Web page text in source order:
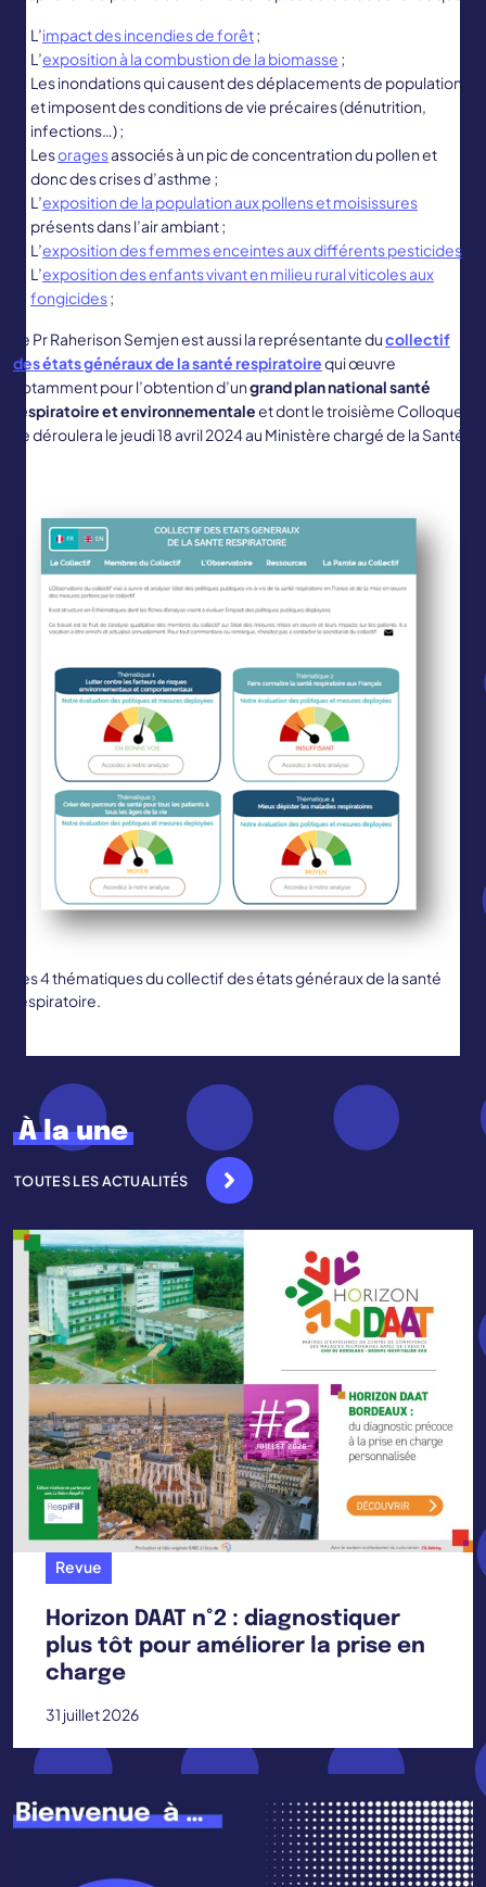
L’impact des incendies de forêt;
L’exposition à la combustion de la biomasse ;
Les inondations qui causent des déplacements de population
et imposent des conditions de vie précaires (dénutrition,
infections…) ;
Lesoragesassociés à un pic de concentration du pollen et
donc des crises d’asthme ;
L’exposition de la population aux pollens et moisissures
présents dans l’air ambiant ;
L’exposition des femmes enceintes aux différents pesticides
L’exposition des enfants vivant en milieu rural viticoles aux
fongicides;
Le Pr Raherison Semjen est aussi la représentante ducollectif
des états généraux de la santé respiratoirequi œuvre
notamment pour l’obtention d’ungrand plan national santé
respiratoire et environnementaleet dont le troisième Colloque
se déroulera le jeudi 18 avril 2024 au Ministère chargé de la Santé.
Les 4 thématiques du collectif des états généraux de la santé
respiratoire.
À la une
TOUTES LES ACTUALITÉS
Revue
Horizon DAAT n°2 : diagnostiquer
plus tôt pour améliorer la prise en
charge
31 juillet 2026